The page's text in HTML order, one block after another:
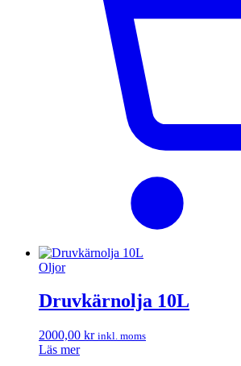
Oljor
Druvkärnolja 10L
2000,00 kr inkl. moms
Läs mer